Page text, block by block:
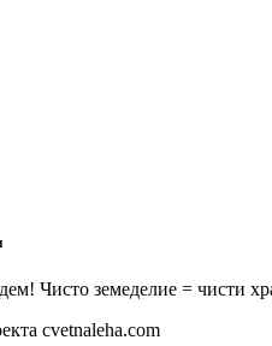
Чисто земеделие = чисти
cvetnaleha.com